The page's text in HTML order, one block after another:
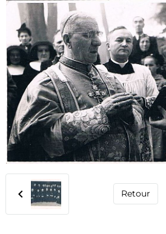
Retour